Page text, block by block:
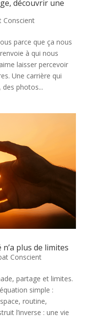
découvrir une
Conscient
parce que ça nous
à qui nous
laisser percevoir
Une carrière qui
photos...
plus de limites
Conscient
partage et limites.
simple :
routine,
l’inverse : une vie